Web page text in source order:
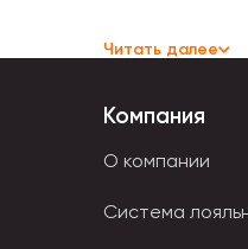
помогающая
Детские
Читать далее
Компания
О компании
Система